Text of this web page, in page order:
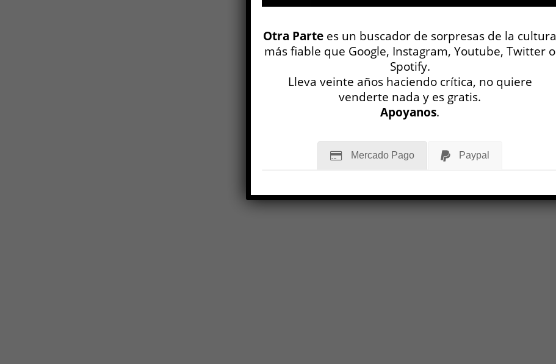
Otra Parte es un buscador de sorpresas de la cultura
más fiable que Google, Instagram, Youtube, Twitter o
Spotify.
Lleva veinte años haciendo crítica, no quiere
venderte nada y es gratis.
Apoyanos.
Mercado Pago Paypal